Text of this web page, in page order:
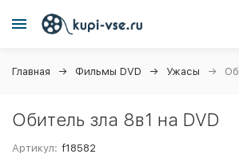
Главная Фильмы DVD Ужасы
Обитель зла 8в1 на DVD
Артикул: f18582